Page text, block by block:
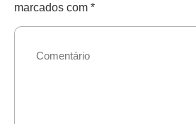
marcados com *